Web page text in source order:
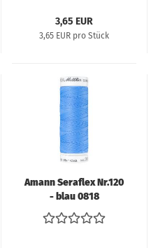
3,65 EUR
3,65 EUR pro Stück
Amann Seraflex Nr.120
- blau 0818